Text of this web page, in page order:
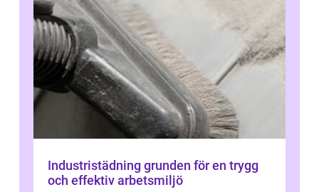
Industristädning grunden för en trygg
och effektiv arbetsmiljö